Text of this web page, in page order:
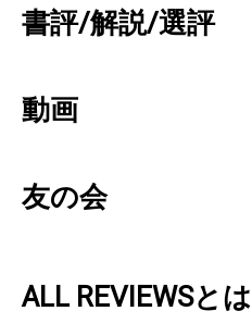
書評/解説/選評
動画
友の会
ALL REVIEWSとは